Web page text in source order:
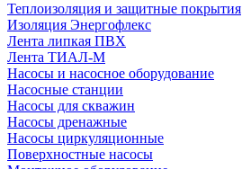
Теплоизоляция и защитные покрытия
Изоляция Энергофлекс
Лента липкая ПВХ
Лента ТИАЛ-М
Насосы и насосное оборудование
Насосные станции
Насосы для скважин
Насосы дренажные
Насосы циркуляционные
Поверхностные насосы